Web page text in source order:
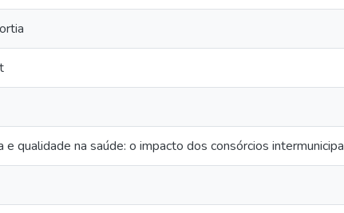
e qualidade na saúde: o impacto dos consórcios